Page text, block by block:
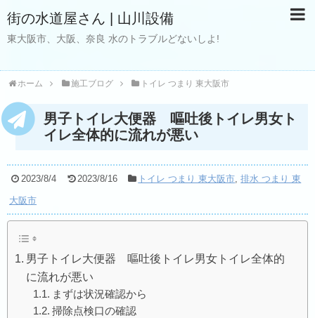
街の水道屋さん | 山川設備
東大阪市、大阪、奈良 水のトラブルどないしよ!
ホーム 施工ブログ トイレ つまり 東大阪市
男子トイレ大便器 嘔吐後トイレ男女ト
イレ全体的に流れが悪い
2023/8/4 2023/8/16 トイレ つまり 東大阪市,排水 つまり 東
大阪市
男子トイレ大便器 嘔吐後トイレ男女トイレ全体的
に流れが悪い
まずは状況確認から
掃除点検口の確認